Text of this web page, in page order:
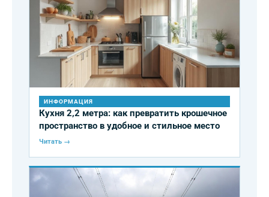
ИНФОРМАЦИЯ
Кухня 2,2 метра: как превратить крошечное
пространство в удобное и стильное место
Читать →